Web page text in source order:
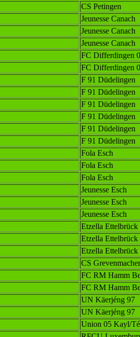
CS Petingen
Jeunesse Canach
Jeunesse Canach
Jeunesse Canach
FC Differdingen
FC Differdingen
F 91 Düdelingen
F 91 Düdelingen
F 91 Düdelingen
F 91 Düdelingen
F 91 Düdelingen
F 91 Düdelingen
Fola Esch
Fola Esch
Fola Esch
Jeunesse Esch
Jeunesse Esch
Jeunesse Esch
Etzella Ettelbrück
Etzella Ettelbrück
Etzella Ettelbrück
CS Grevenmacher
FC RM Hamm
FC RM Hamm
UN Käerjéng 97
UN Käerjéng 97
Union 05 Kayl/